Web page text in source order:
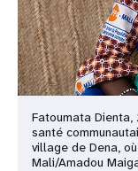
Fatoumata Dienta,
santé
village de Dena,
Mali/Amadou